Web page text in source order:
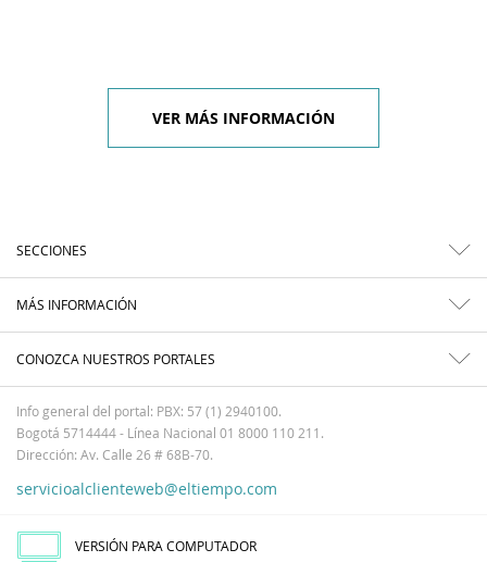
VER MÁS INFORMACIÓN
SECCIONES
MÁS INFORMACIÓN
CONOZCA NUESTROS PORTALES
Info general del portal: PBX: 57 (1) 2940100.
Bogotá 5714444 - Línea Nacional 01 8000 110 211.
Dirección: Av. Calle 26 # 68B-70.
servicioalclienteweb@eltiempo.com
VERSIÓN PARA COMPUTADOR